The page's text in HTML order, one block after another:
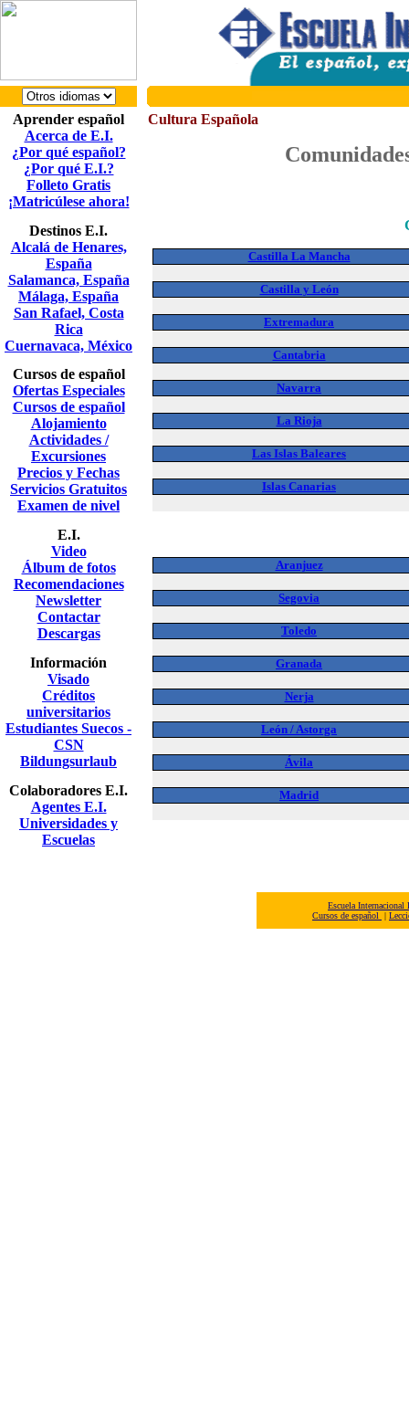
Aprender español
Acerca de E.I.
¿Por qué español?
¿Por qué E.I.?
Folleto Gratis
¡Matricúlese ahora!
Destinos E.I.
Alcalá de Henares,
España
Salamanca, España
Málaga, España
San Rafael, Costa
Rica
Cuernavaca, México
Cursos de español
Ofertas Especiales
Cursos de español
Alojamiento
Actividades /
Excursiones
Precios y Fechas
Servicios Gratuitos
Examen de nivel
E.I.
Video
Álbum de fotos
Recomendaciones
Newsletter
Contactar
Descargas
Información
Visado
Créditos
universitarios
Estudiantes Suecos -
CSN
Bildungsurlaub
Colaboradores E.I.
Agentes E.I.
Universidades y
Escuelas
Cultura Española
Castilla La Mancha
Castilla y León
Extremadura
Cantabria
Navarra
La Rioja
Las Islas Baleares
Islas Canarias
Aranjuez
Segovia
Toledo
Granada
Nerja
León / Astorga
Ávila
Madrid
Escuela
Cursos de español
|